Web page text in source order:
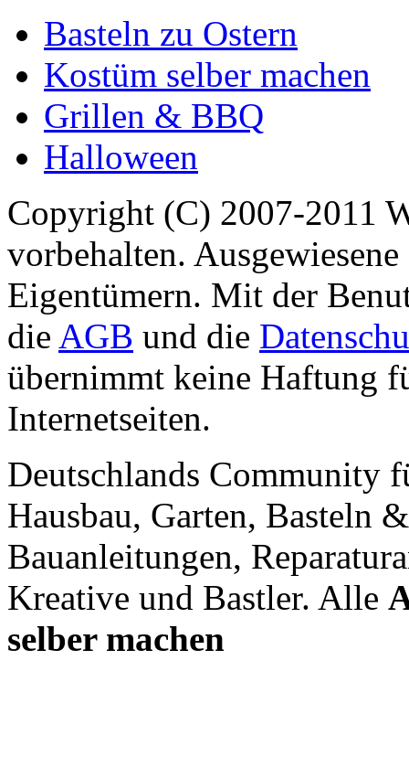
Basteln zu Ostern
Kostüm selber machen
Grillen & BBQ
Halloween
Copyright (C) 2007-2011
vorbehalten.
Eigentümern. Mit der
die AGB und die
übernimmt keine Haftung
Internetseiten.
Deutschlands Community
Hausbau, Garten, Basteln
Bauanleitungen,
Kreative und Bastler. Alle
selber machen